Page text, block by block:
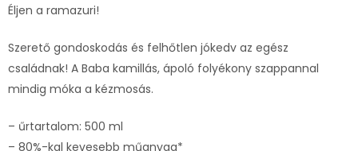
Éljen a ramazuri!
Szerető gondoskodás és felhőtlen jókedv az egész
családnak! A Baba kamillás, ápoló folyékony szappannal
mindig móka a kézmosás.
– űrtartalom: 500 ml
– 80%-kal kevesebb műanyag*